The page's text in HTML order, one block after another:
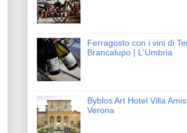
Ferragosto con i vini di
Brancalupo | L'Umbria
Byblos Art Hotel Villa
Verona